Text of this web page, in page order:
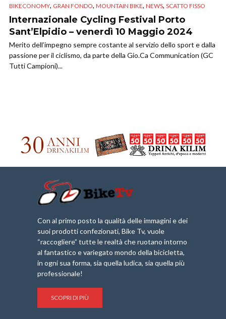
BIKECONOMY, GRAN FONDO, MOUNTAIN BIKE, NEWS, SCATTO FISSO
Internazionale Cycling Festival Porto
Sant’Elpidio – venerdì 10 Maggio 2024
Merito dell’impegno sempre costante al servizio dello sport e dalla
passione per il ciclismo, da parte della Gio.Ca Communication (GC
Tutti Campioni)...
Con al primo posto la qualità delle immagini e dei
suoi prodotti confezionati, Bike Tv, vuole
“raccogliere” tutte le realtà che ruotano intorno
al fantastico e variegato mondo della bicicletta,
in ogni sua forma, sia quella ludica, sia quella più
professionale!
SCOPRI DI PIÙ